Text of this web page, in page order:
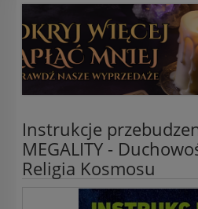
Instrukcje
MEGALITY -
Religia Kosmosu